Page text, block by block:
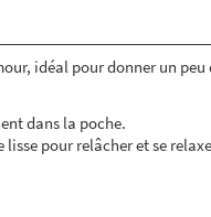
idéal pour donner un
dans la poche.
pour relâcher et se